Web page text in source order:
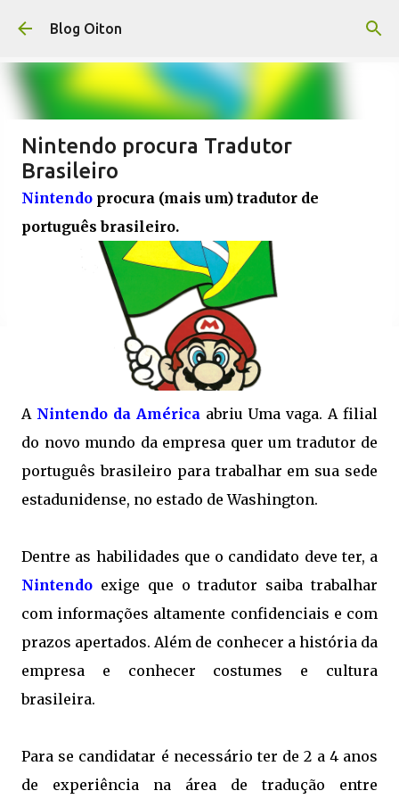
Pular para o conteúdo principal
Blog Oiton
Nintendo procura Tradutor
Brasileiro
Nintendo procura (mais um) tradutor de
português brasileiro.
A Nintendo da América abriu Uma vaga. A filial
do novo mundo da empresa quer um tradutor de
português brasileiro para trabalhar em sua sede
estadunidense, no estado de Washington.
Dentre as habilidades que o candidato deve ter, a
Nintendo exige que o tradutor saiba trabalhar
com informações altamente confidenciais e com
prazos apertados. Além de conhecer a história da
empresa e conhecer costumes e cultura
brasileira.
Para se candidatar é necessário ter de 2 a 4 anos
de experiência na área de tradução entre